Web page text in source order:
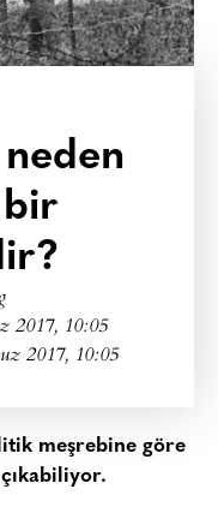
2017, 10:05
2017, 10:05
meşrebine göre